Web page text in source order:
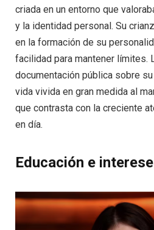
criada en un entorno que
y la identidad personal. Su
en la formación de su
facilidad para mantener límites.
documentación pública sobre
vida vivida en gran medida al
que contrasta con la creciente
en día.
Educación e